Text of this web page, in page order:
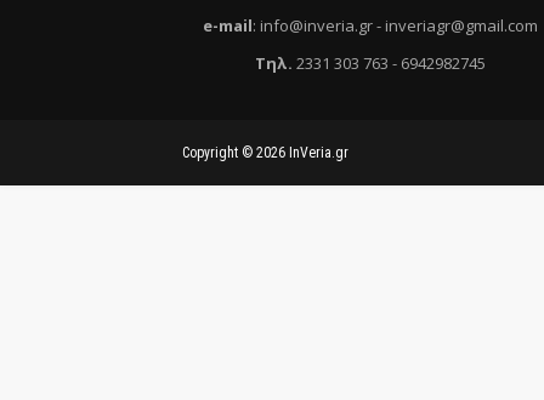
e-mail: info@inveria.gr- inveriagr@gmail.com
Τηλ. 2331 303 763 - 6942982745
Copyright © 2026 InVeria.gr